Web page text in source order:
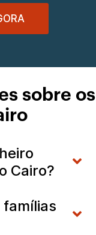
sobre os
Cairo?
famílias